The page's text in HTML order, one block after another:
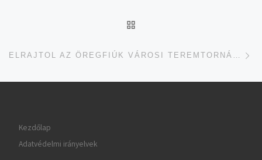
ELRAJTOL AZ ÖREGFIÚK VÁROSI TEREMTORNÁJA
Kezdőlap
Adatvédelmi irányelvek